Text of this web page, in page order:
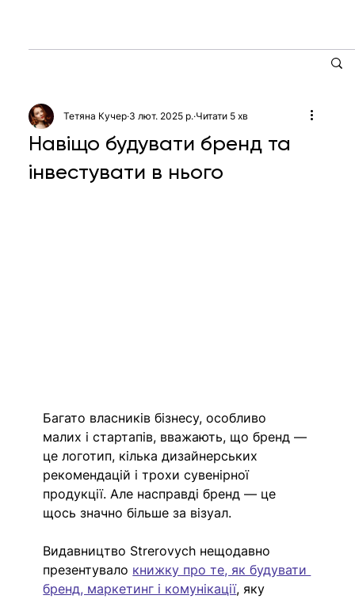
Навіщо будувати бренд та
інвестувати в нього
Тетяна Кучер 3 лют. 2025 р. Читати 5 хв
Багато власників бізнесу, особливо
малих і стартапів, вважають, що бренд —
це логотип, кілька дизайнерських
рекомендацій і трохи сувенірної
продукції. Але насправді бренд — це
щось значно більше за візуал.
Видавництво Strerovych нещодавно
презентувало книжку про те, як будувати
бренд, маркетинг і комунікації, яку